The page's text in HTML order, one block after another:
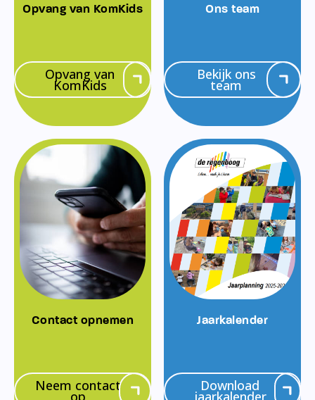
Opvang van KomKids
Opvang van
KomKids
Ons team
Bekijk ons
team
Contact opnemen
Neem contact
op
Jaarkalender
Download
jaarkalender